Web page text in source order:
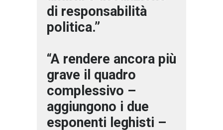
di responsabilità
politica.”
“A rendere ancora più
grave il quadro
complessivo –
aggiungono i due
esponenti leghisti –